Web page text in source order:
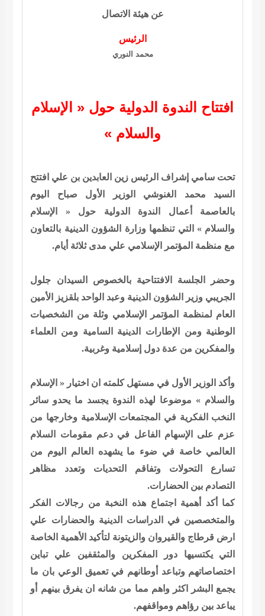
عن هيئة الاتصال
الرئيس
محمد النوري
افتتاح الندوة الدولية حول « الإسلام
والسلام »
تحت سامي إشراف الرئيس زين العابدين بن علي افتتح
السيد محمد الغنوشي الوزير الأول صباح اليوم
بالعاصمة أعمال الندوة الدولية حول « الإسلام
والسلام » التي تنظمها وزارة الشؤون الدينية بالتعاون
مع منظمة المؤتمر الإسلامي علي مدى ثلاثة أيام.
وحضر الجلسة الافتتاحية بالخصوص السيدان جلول
الجريبي وزير الشؤون الدينية وعبد الواحد بلقزيز الأمين
العام لمنظمة المؤتمر الإسلامي وثلة من الشخصيات
الوطنية ومن الإطارات الدينية السامية ومن العلماء
والمفكرين من عدة دول إسلامية وغربية.
وأكد الوزير الأول في مستهل كلمته ان اختيار « الإسلام
والسلام » موضوعا لهذه الندوة يجسد ما يحدو سائر
النخب الفكرية في المجتمعات الإسلامية وخارجها من
عزم على الإسهام الفاعل في دعم مقومات السلام
العالمي خاصة في ضوء ما يشهده العالم اليوم من
تسارع التحولات وتفاقم التحديات وتعدد مظاهر
التصادم بين الحضارات.
كما أكد أهمية اجتماع هذه النخبة من رجالات الفكر
والمتخصصين في الدراسات الدينية والحضارات علي
ارض قرطاج والقيروان والزيتونة لتأكيد الأهمية الخاصة
التي يكتسيها دور المفكرين والمثقفين علي تباين
اختصاصاتهم وتباعد أوطانهم في تعميق الوعي بان ما
يجمع البشر اكثر واهم مما من شانه ان يفرق بينهم أو
يباعد بين رؤاهم ومواقفهم.